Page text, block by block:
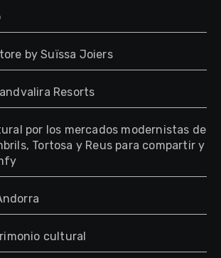
by Suïssa Joiers
Resorts
por los mercados modernistas de
Tortosa y Reus para compartir y
cultural